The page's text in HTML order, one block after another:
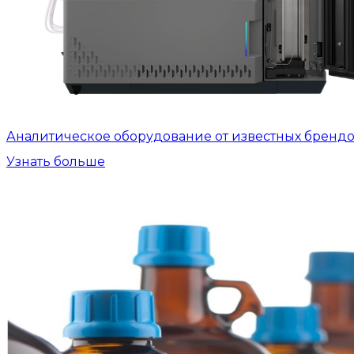
Аналитическое оборудование от известных
Узнать больше